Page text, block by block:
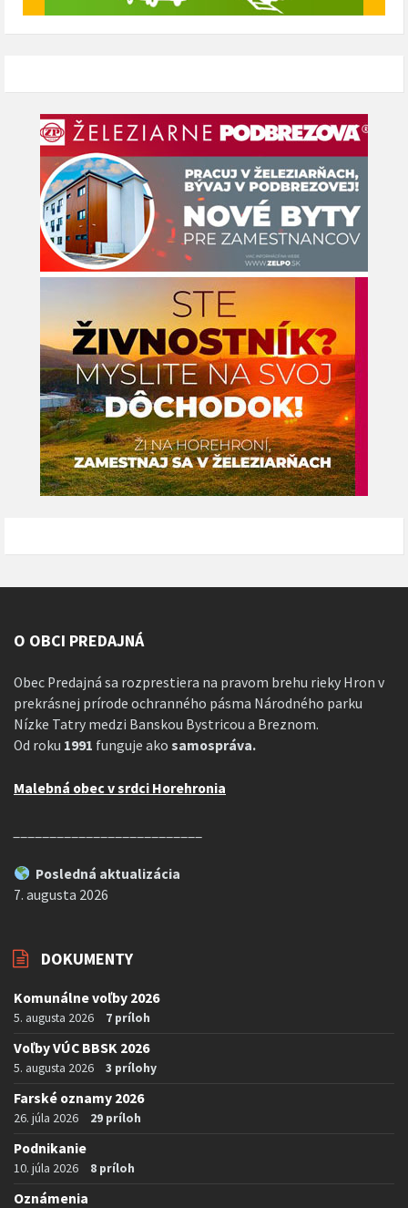
O OBCI PREDAJNÁ
Obec Predajná sa rozprestiera na pravom brehu rieky Hron v
prekrásnej prírode ochranného pásma Národného parku
Nízke Tatry medzi Banskou Bystricou a Breznom.
Od roku 1991 funguje ako samospráva.
Malebná obec v srdci Horehronia
Posledná aktualizácia
7. augusta 2026
DOKUMENTY
Komunálne voľby 2026
5. augusta 2026 7 príloh
Voľby VÚC BBSK 2026
5. augusta 2026 3 prílohy
Farské oznamy 2026
26. júla 2026 29 príloh
Podnikanie
10. júla 2026 8 príloh
Oznámenia